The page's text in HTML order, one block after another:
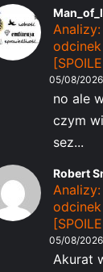
odcinek
05/08/2026
no ale
czym
sez...
Robert
odcinek
05/08/2026
Akurat